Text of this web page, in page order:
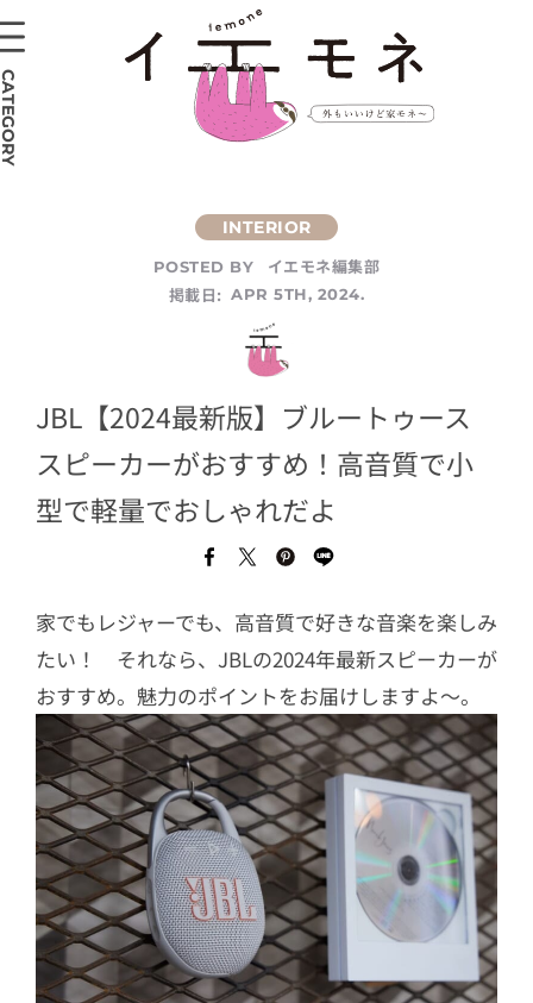
POSTED BY
イエモネ編集部
掲載日: APR 5TH, 2024.
JBL【2024最新版】ブルートゥース
スピーカーがおすすめ！高音質で小
型で軽量でおしゃれだよ
家でもレジャーでも、高音質で好きな音楽を楽しみ
たい！ それなら、JBLの2024年最新スピーカーが
おすすめ。魅力のポイントをお届けしますよ～。